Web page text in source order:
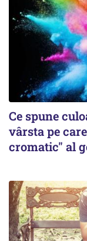
Ce spune
vârsta pe
cromatic" al